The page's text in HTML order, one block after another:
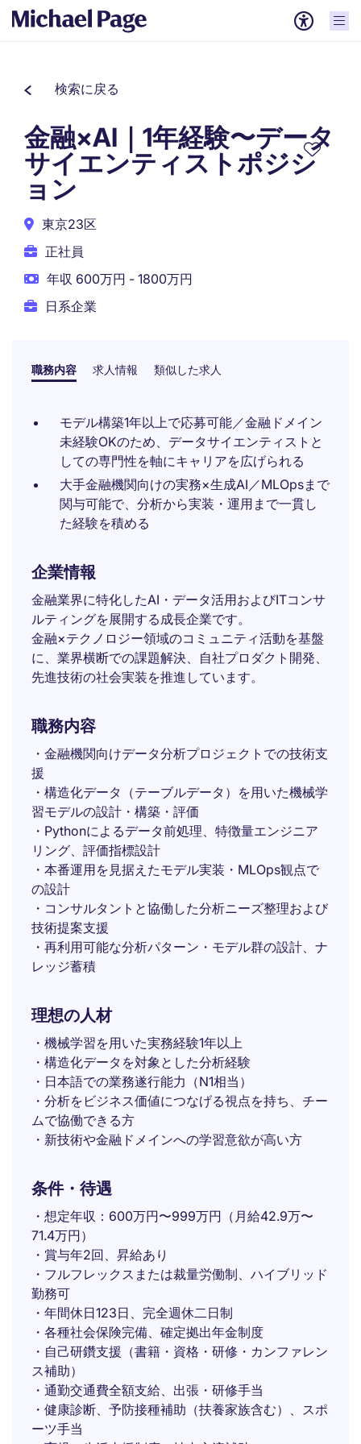
検索に戻る
金融×AI｜1年経験〜データ
サイエンティストポジシ
ョン
東京23区
正社員
年収 600万円 - 1800万円
日系企業
職務内容 求人情報 類似した求人
モデル構築1年以上で応募可能／金融ドメイン
未経験OKのため、データサイエンティストと
しての専門性を軸にキャリアを広げられる
大手金融機関向けの実務×生成AI／MLOpsまで
関与可能で、分析から実装・運用まで一貫し
た経験を積める
企業情報
金融業界に特化したAI・データ活用およびITコンサ
ルティングを展開する成長企業です。
金融×テクノロジー領域のコミュニティ活動を基盤
に、業界横断での課題解決、自社プロダクト開発、
先進技術の社会実装を推進しています。
職務内容
・金融機関向けデータ分析プロジェクトでの技術支
援
・構造化データ（テーブルデータ）を用いた機械学
習モデルの設計・構築・評価
・Pythonによるデータ前処理、特徴量エンジニア
リング、評価指標設計
・本番運用を見据えたモデル実装・MLOps観点で
の設計
・コンサルタントと協働した分析ニーズ整理および
技術提案支援
・再利用可能な分析パターン・モデル群の設計、ナ
レッジ蓄積
理想の人材
・機械学習を用いた実務経験1年以上
・構造化データを対象とした分析経験
・日本語での業務遂行能力（N1相当）
・分析をビジネス価値につなげる視点を持ち、チー
ムで協働できる方
・新技術や金融ドメインへの学習意欲が高い方
条件・待遇
・想定年収：600万円〜999万円（月給42.9万〜
71.4万円）
・賞与年2回、昇給あり
・フルフレックスまたは裁量労働制、ハイブリッド
勤務可
・年間休日123日、完全週休二日制
・各種社会保険完備、確定拠出年金制度
・自己研鑽支援（書籍・資格・研修・カンファレン
ス補助）
・通勤交通費全額支給、出張・研修手当
・健康診断、予防接種補助（扶養家族含む）、スポ
ーツ手当